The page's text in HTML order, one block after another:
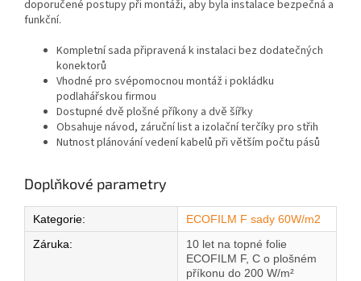
doporučené postupy při montáži, aby byla instalace bezpečná a
funkční.
Kompletní sada připravená k instalaci bez dodatečných
konektorů
Vhodné pro svépomocnou montáž i pokládku
podlahářskou firmou
Dostupné dvě plošné příkony a dvě šířky
Obsahuje návod, záruční list a izolační terčíky pro střih
Nutnost plánování vedení kabelů při větším počtu pásů
Doplňkové parametry
Kategorie:
ECOFILM F sady 60W/m2
Záruka:
10 let na topné folie
ECOFILM F, C o plošném
příkonu do 200 W/m²